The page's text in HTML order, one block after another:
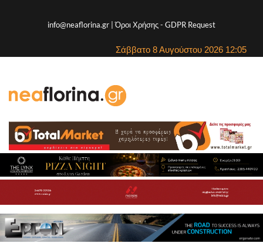
info@neaflorina.gr |Όροι Χρήσης- GDPR Request
Σάββατο 8 Αυγούστου 2026 12:05